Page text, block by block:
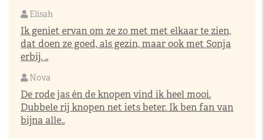
Elisah
Ik geniet ervan om ze zo met met elkaar te zien,
dat doen ze goed, als gezin, maar ook met Sonja
erbij. ..
Nova
De rode jas én de knopen vind ik heel mooi.
Dubbele rij knopen net iets beter. Ik ben fan van
bijna alle..